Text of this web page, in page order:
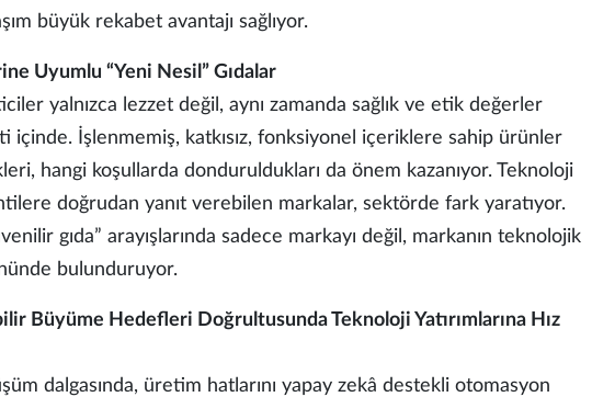
büyük rekabet avantajı sağlıyor.
Uyumlu “Yeni Nesil” Gıdalar
yalnızca lezzet değil, aynı zamanda sağlık ve etik değerler
içinde. İşlenmemiş, katkısız, fonksiyonel içeriklere sahip ürünler
hangi koşullarda donduruldukları da önem kazanıyor. Teknoloji
doğrudan yanıt verebilen markalar, sektörde fark yaratıyor.
gıda” arayışlarında sadece markayı değil, markanın teknolojik
bulunduruyor.
Büyüme Hedefleri Doğrultusunda Teknoloji Yatırımlarına Hız
dalgasında, üretim hatlarını yapay zekâ destekli otomasyon